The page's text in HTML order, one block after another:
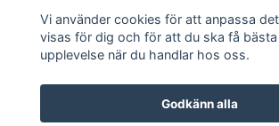
Language
Currency
SEK
Vi använder cookies för att anpassa
visas för dig och för att du ska få bästa
upplevelse när du handlar hos oss.
Godkänn alla